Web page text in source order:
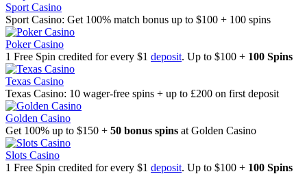
Sport Casino
Sport Casino: Get 100% match bonus up to $100 + 100 spins
Poker Casino
1 Free Spin credited for every $1 deposit. Up to $100 + 100 Spins
Texas Casino
Texas Casino: 10 wager-free spins + up to £200 on first deposit
Golden Casino
Get 100% up to $150 + 50 bonus spins at Golden Casino
Slots Casino
1 Free Spin credited for every $1 deposit. Up to $100 + 100 Spins